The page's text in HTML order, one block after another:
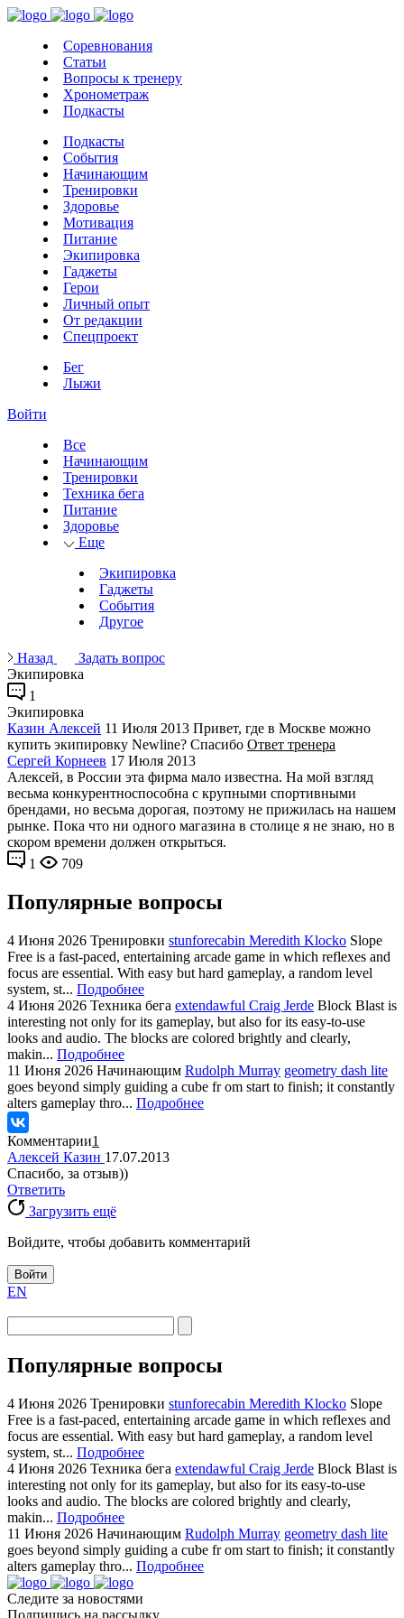
Соревнования
Статьи
Вопросы к тренеру
Хронометраж
Подкасты
Подкасты
События
Начинающим
Тренировки
Здоровье
Мотивация
Питание
Экипировка
Гаджеты
Герои
Личный опыт
От редакции
Спецпроект
Бег
Лыжи
Войти
Все
Начинающим
Тренировки
Техника бега
Питание
Здоровье
Еще
Экипировка
Гаджеты
События
Другое
Назад
Задать вопрос
Экипировка
1
Экипировка
Казин Алексей 11 Июля 2013 Привет, где в Москве можно
купить экипировку Newline? Спасибо Ответ тренера
Сергей Корнеев 17 Июля 2013
Алексей, в России эта фирма мало известна. На мой взгляд
весьма конкурентноспособна с крупными спортивными
брендами, но весьма дорогая, поэтому не прижилась на нашем
рынке. Пока что ни одного магазина в столице я не знаю, но в
скором времени должен открыться.
1
709
Популярные вопросы
4 Июня 2026 Тренировки stunforecabin Meredith Klocko Slope
Free is a fast-paced, entertaining arcade game in which reflexes and
focus are essential. With easy but hard gameplay, a random level
system, st... Подробнее
4 Июня 2026 Техника бега extendawful Craig Jerde Block Blast is
interesting not only for its gameplay, but also for its easy-to-use
looks and audio. The blocks are colored brightly and clearly,
makin... Подробнее
11 Июня 2026 Начинающим Rudolph Murray geometry dash lite
goes beyond simply guiding a cube fr om start to finish; it constantly
alters gameplay thro... Подробнее
Комментарии1
Алексей Казин 17.07.2013
Спасибо, за отзыв))
Ответить
Загрузить ещё
Войдите, чтобы добавить комментарий
Войти
EN
Популярные вопросы
4 Июня 2026 Тренировки stunforecabin Meredith Klocko Slope
Free is a fast-paced, entertaining arcade game in which reflexes and
focus are essential. With easy but hard gameplay, a random level
system, st... Подробнее
4 Июня 2026 Техника бега extendawful Craig Jerde Block Blast is
interesting not only for its gameplay, but also for its easy-to-use
looks and audio. The blocks are colored brightly and clearly,
makin... Подробнее
11 Июня 2026 Начинающим Rudolph Murray geometry dash lite
goes beyond simply guiding a cube fr om start to finish; it constantly
alters gameplay thro... Подробнее
Следите за новостями
Подпишись на рассылку